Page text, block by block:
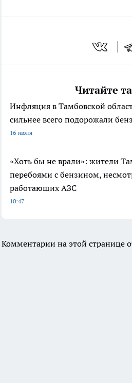
Читайте
Инфляция в Тамбовской
сильнее всего подорожали
16 июля
«Хоть бы не врали»: жители
перебоями с бензином,
работающих АЗС
10:47
Комментарии на этой странице